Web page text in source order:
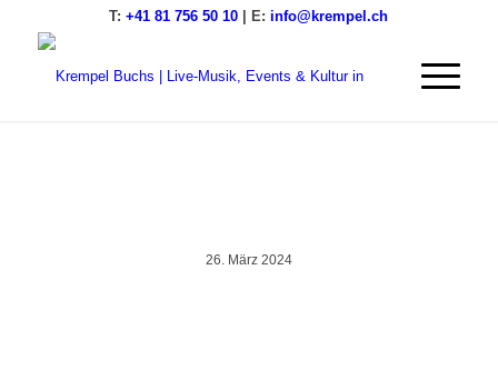
T:+41 81 756 50 10 | E:info@krempel.ch
26. März 2024